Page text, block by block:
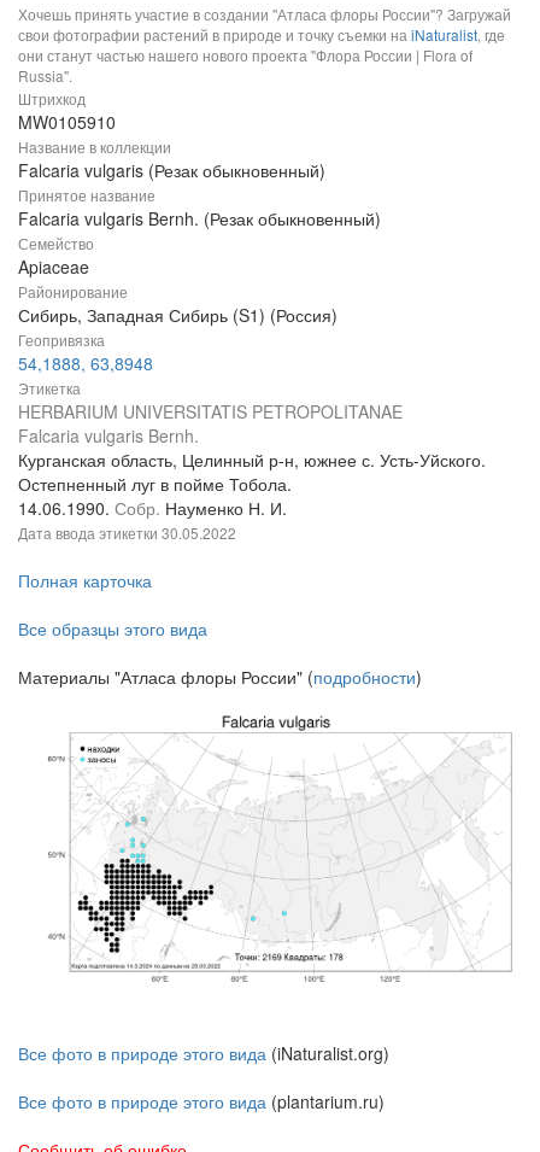
Хочешь принять участие в создании "Атласа флоры России"? Загружай
свои фотографии растений в природе и точку съемки наiNaturalist, где
они станут частью нашего нового проекта "Флора России | Flora of
Russia".
Штрихкод
MW0105910
Название в коллекции
Falcaria vulgaris (Резак обыкновенный)
Принятое название
Falcaria vulgaris Bernh. (Резак обыкновенный)
Семейство
Apiaceae
Районирование
Сибирь, Западная Сибирь (S1) (Россия)
Геопривязка
54,1888, 63,8948
Этикетка
HERBARIUM UNIVERSITATIS PETROPOLITANAE
Falcaria vulgaris Bernh.
Курганская область, Целинный р-н, южнее с. Усть-Уйского.
Остепненный луг в пойме Тобола.
14.06.1990. Собр. Науменко Н. И.
Дата ввода этикетки 30.05.2022
Полная карточка
Все образцы этого вида
Материалы "Атласа флоры России" (подробности)
Все фото в природе этого вида (iNaturalist.org)
Все фото в природе этого вида (plantarium.ru)